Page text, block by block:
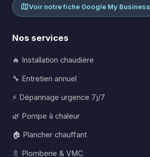
Voir notre fiche Google My Business
Nos services
🔥 Installation chaudière
🔧 Entretien annuel
⚡ Dépannage urgence 7j/7
🌿 Pompe à chaleur
🏠 Plancher chauffant
🚿 Plomberie & VMC